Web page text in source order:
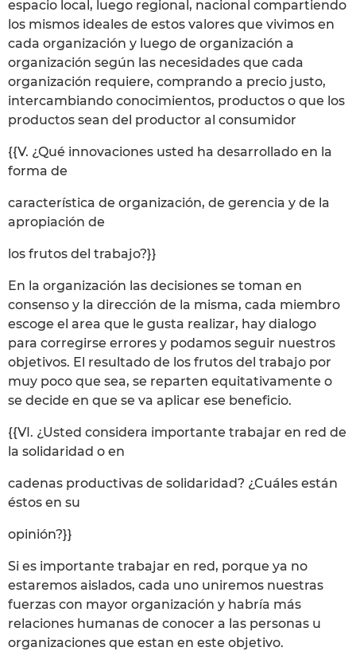
espacio local, luego regional, nacional compartiendo
los mismos ideales de estos valores que vivimos en
cada organización y luego de organización a
organización según las necesidades que cada
organización requiere, comprando a precio justo,
intercambiando conocimientos, productos o que los
productos sean del productor al consumidor
{{V. ¿Qué innovaciones usted ha desarrollado en la
forma de
característica de organización, de gerencia y de la
apropiación de
los frutos del trabajo?}}
En la organización las decisiones se toman en
consenso y la dirección de la misma, cada miembro
escoge el area que le gusta realizar, hay dialogo
para corregirse errores y podamos seguir nuestros
objetivos. El resultado de los frutos del trabajo por
muy poco que sea, se reparten equitativamente o
se decide en que se va aplicar ese beneficio.
{{VI. ¿Usted considera importante trabajar en red de
la solidaridad o en
cadenas productivas de solidaridad? ¿Cuáles están
éstos en su
opinión?}}
Si es importante trabajar en red, porque ya no
estaremos aislados, cada uno uniremos nuestras
fuerzas con mayor organización y habría más
relaciones humanas de conocer a las personas u
organizaciones que estan en este objetivo.